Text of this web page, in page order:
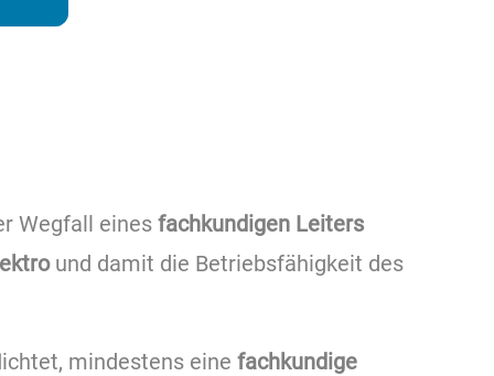
Wegfall eines fachkundigen Leiters
und damit die Betriebsfähigkeit des
mindestens eine fachkundige